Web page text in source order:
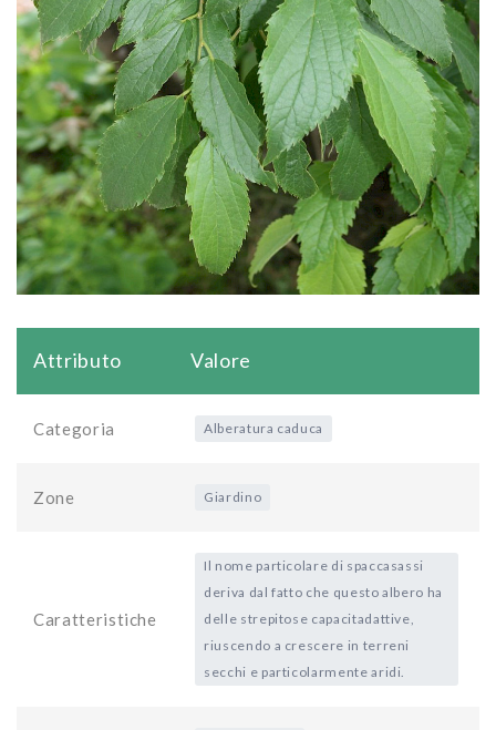
Attributo Valore
Categoria Alberatura caduca
Zone Giardino
Caratteristiche
Il nome particolare di spaccasassi
deriva dal fatto che questo albero ha
delle strepitose capacitadattive,
riuscendo a crescere in terreni
secchi e particolarmente aridi.